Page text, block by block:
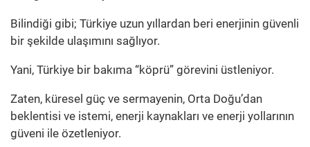
Bilindiği gibi; Türkiye uzun yıllardan beri enerjinin güvenli
bir şekilde ulaşımını sağlıyor.
Yani, Türkiye bir bakıma “köprü” görevini üstleniyor.
Zaten, küresel güç ve sermayenin, Orta Doğu’dan
beklentisi ve istemi, enerji kaynakları ve enerji yollarının
güveni ile özetleniyor.